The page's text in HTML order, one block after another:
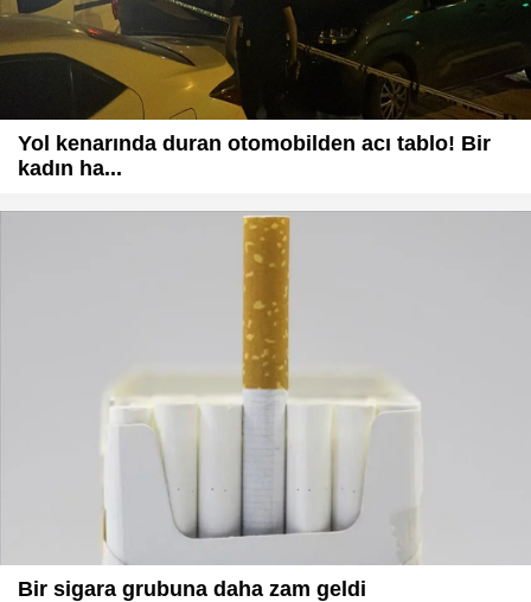
Yol kenarında duran otomobilden acı tablo! Bir
kadın ha...
Bir sigara grubuna daha zam geldi